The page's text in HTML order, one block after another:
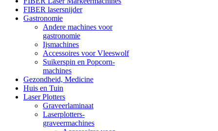
FIBER lasersnijder
Gastronomie
Andere machines voor
gastronomie
Ijsmachines
Accessoires voor Vleeswolf
Suikerspin en Popcorn-
machines
Gezondheid, Medicine
Huis en Tuin
Laser Plotters
Graveerlaminaat
Laserplotters-
graveermachines